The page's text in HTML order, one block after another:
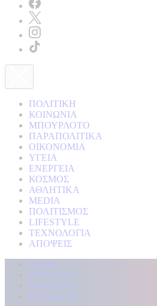
ΠΟΛΙΤΙΚΗ
ΚΟΙΝΩΝΙΑ
ΜΠΟΥΡΛΟΤΟ
ΠΑΡΑΠΟΛΙΤΙΚΑ
ΟΙΚΟΝΟΜΙΑ
ΥΓΕΙΑ
ΕΝΕΡΓΕΙΑ
ΚΟΣΜΟΣ
ΑΘΛΗΤΙΚΑ
MEDIA
ΠΟΛΙΤΙΣΜΟΣ
LIFESTYLE
ΤΕΧΝΟΛΟΓΙΑ
ΑΠΟΨΕΙΣ
Αρχική
Kontra Live
Καταγγελίες
Επικοινωνία